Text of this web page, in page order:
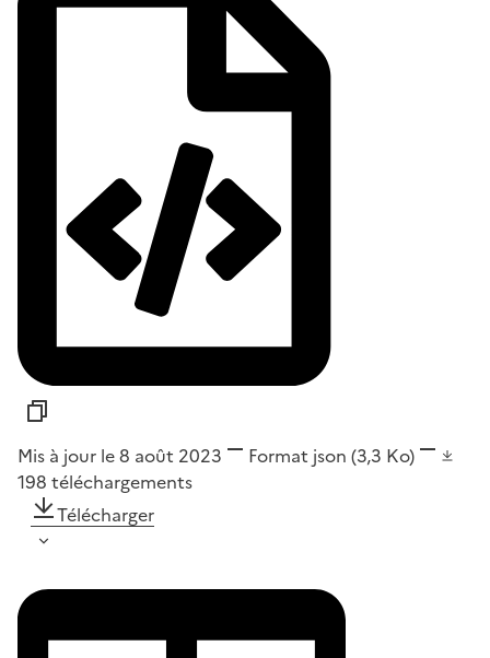
Mis à jour le 8 août 2023 Format json (3,3 Ko)
198 téléchargements
Télécharger